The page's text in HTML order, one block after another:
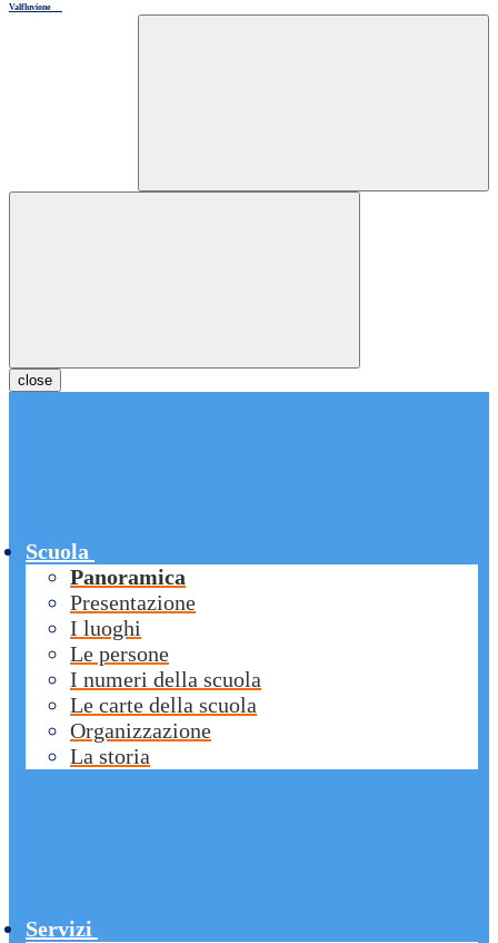
Valfluvione
close
Scuola
Panoramica
Presentazione
I luoghi
Le persone
I numeri della scuola
Le carte della scuola
Organizzazione
La storia
Servizi